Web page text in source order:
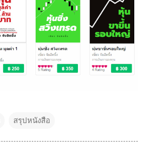
สรุปหนังสือ